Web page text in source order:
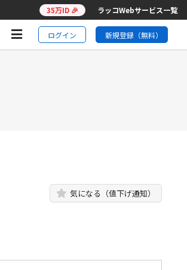
35万ID 🎉 ラッコWebサービス一覧
ログイン 新規登録（無料）
気になる（値下げ通知）